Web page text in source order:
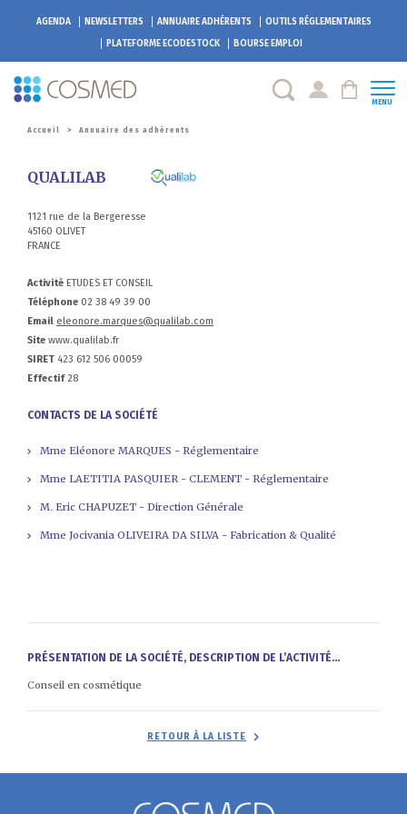
AGENDA NEWSLETTERS ANNUAIRE ADHÉRENTS
OUTILS RÉGLEMENTAIRES
PLATEFORMEECODESTOCK BOURSE EMPLOI
MENU
Accueil > Annuaire des adhérents
QUALILAB
1121 rue de la Bergeresse
45160 OLIVET
FRANCE
Activité ETUDES ET CONSEIL
Téléphone 02 38 49 39 00
Email eleonore.marques@qualilab.com
Site www.qualilab.fr
SIRET 423 612 506 00059
Effectif28
CONTACTS DE LA SOCIÉTÉ
Mme Eléonore MARQUES - Réglementaire
Mme LAETITIA PASQUIER - CLEMENT - Réglementaire
M. Eric CHAPUZET - Direction Générale
Mme Jocivania OLIVEIRA DA SILVA - Fabrication & Qualité
PRÉSENTATION DE LA SOCIÉTÉ, DESCRIPTION DE L’ACTIVITÉ...
Conseil en cosmétique
RETOUR À LA LISTE